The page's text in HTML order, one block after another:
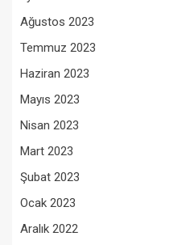
Ağustos 2023
Temmuz 2023
Haziran 2023
Mayıs 2023
Nisan 2023
Mart 2023
Şubat 2023
Ocak 2023
Aralık 2022